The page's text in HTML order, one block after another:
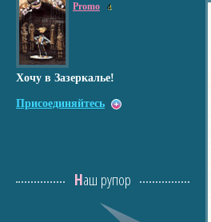
Promo 4
Хочу в Зазеркалье!
Присоединяйтесь
Наш рупор